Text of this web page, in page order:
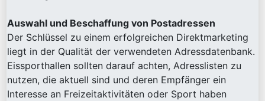
Auswahl und Beschaffung von Postadressen
Der Schlüssel zu einem erfolgreichen Direktmarketing
liegt in der Qualität der verwendeten Adressdatenbank.
Eissporthallen sollten darauf achten, Adresslisten zu
nutzen, die aktuell sind und deren Empfänger ein
Interesse an Freizeitaktivitäten oder Sport haben